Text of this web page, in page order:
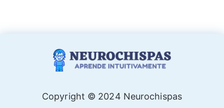
Copyright © 2024 Neurochispas